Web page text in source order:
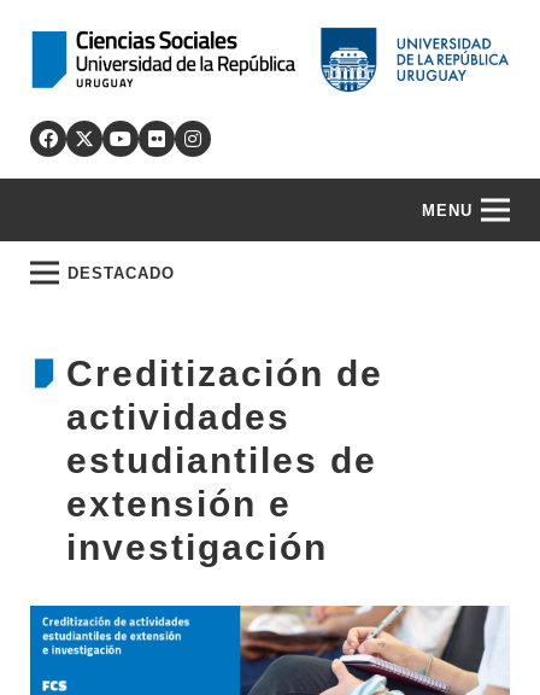
MENU
DESTACADO
Creditización de
actividades
estudiantiles de
extensión e
investigación